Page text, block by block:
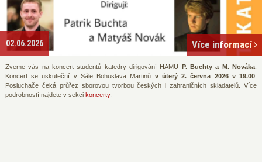
02.06.2026 Více informací
Zveme vás na koncert studentů katedry dirigování HAMU P. Buchty a M. Nováka
Koncert se uskuteční v Sále Bohuslava Martinů v úterý 2. června 2026 v 19.00
Posluchače čeká průřez sborovou tvorbou českých i zahraničních skladatelů. Více
podrobností najdete v sekci koncerty.